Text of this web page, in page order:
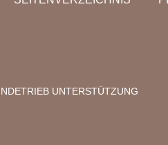
UNTERSTÜTZUNG